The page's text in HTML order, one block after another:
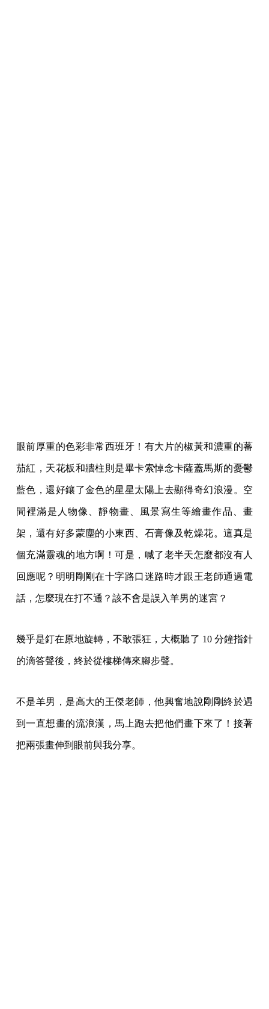
眼前厚重的色彩非常西班牙！有大片的椒黃和濃重的蕃
茄紅，天花板和牆柱則是畢卡索悼念卡薩蓋馬斯的憂鬱
藍色，還好鑲了金色的星星太陽上去顯得奇幻浪漫。空
間裡滿是人物像、靜物畫、風景寫生等繪畫作品、畫
架，還有好多蒙塵的小東西、石膏像及乾燥花。這真是
個充滿靈魂的地方啊！可是，喊了老半天怎麼都沒有人
回應呢？明明剛剛在十字路口迷路時才跟王老師通過電
話，怎麼現在打不通？該不會是誤入羊男的迷宮？
幾乎是釘在原地旋轉，不敢張狂，大概聽了 10 分鐘指針
的滴答聲後，終於從樓梯傳來腳步聲。
不是羊男，是高大的王傑老師，他興奮地說剛剛終於遇
到一直想畫的流浪漢，馬上跑去把他們畫下來了！接著
把兩張畫伸到眼前與我分享。